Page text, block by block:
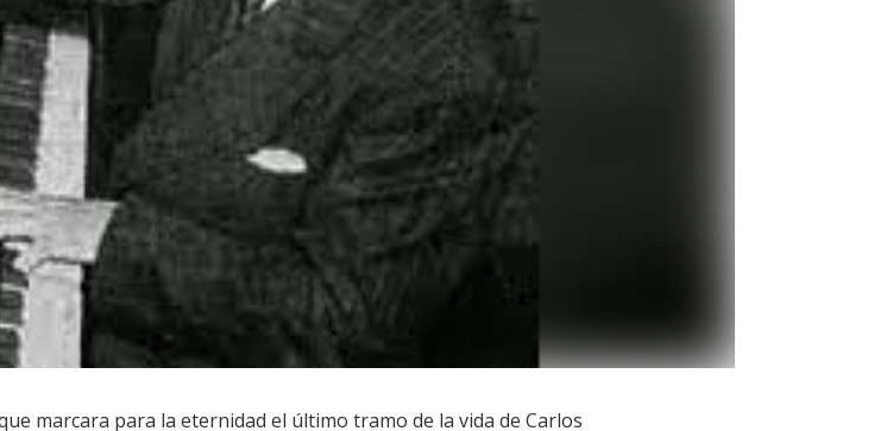
marcara para la eternidad el último tramo de la vida de Carlos